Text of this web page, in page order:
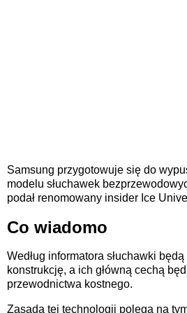
Samsung przygotowuje się do
modelu słuchawek
podał renomowany insider Ice
Co wiadomo
Według informatora słuchawki będą
konstrukcję, a ich główną cechą
przewodnictwa kostnego.
Zasada tej technologii polega na